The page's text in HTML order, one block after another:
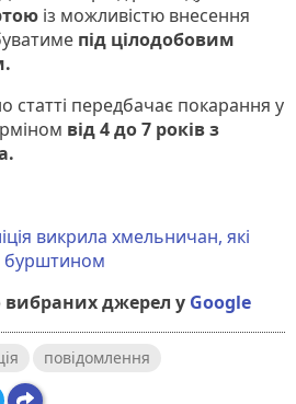
із можливістю внесення
під цілодобовим
статті передбачає покарання у
від 4 до 7 років з
викрила хмельничан, які
бурштином
джерел у Google
повідомлення